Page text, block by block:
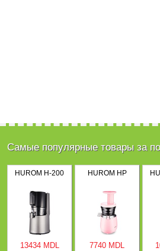
Самые популярные товары за
HUROM H-200
13434 MDL
HUROM HP
7740 MDL